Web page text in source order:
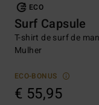
ECO
Surf Capsule
T-shirt de surf de
Mulher
ECO-BONUS
€ 55,95